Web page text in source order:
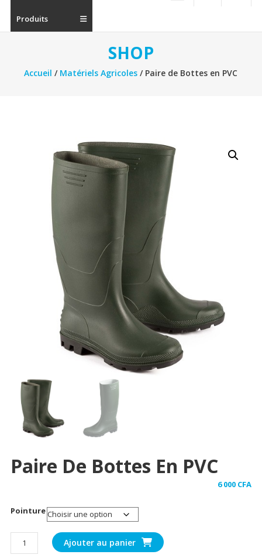
Produits
SHOP
Accueil / Matériels Agricoles / Paire de Bottes en PVC
Paire De Bottes En PVC
6 000 CFA
Pointure
quantité
de
Ajouter au panier